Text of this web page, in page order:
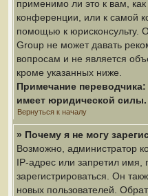
применимо ли это к вам,
конференции, или к самой
помощью к юрисконсульту.
Group не может давать
вопросам и не является
кроме указанных ниже.
Примечание
имеет юридической силы.
Вернуться к началу
» Почему я не могу
Возможно, администратор
IP-адрес или запретил имя,
зарегистрироваться. Он
новых пользователей.